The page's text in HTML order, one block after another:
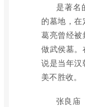
是著名
的墓地，
葛亮曾经
做武侯墓
说是当年汉
美不胜收。
张良庙